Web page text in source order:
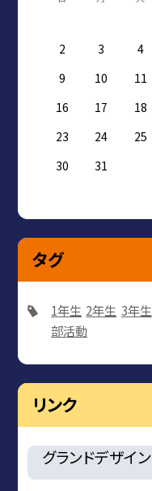
2
3 4
9
10 11
16
17 18
23
24 25
30
31
タグ
1年生 2年生 3年生
部活動
リンク
グランドデザイン